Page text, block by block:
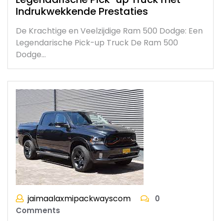
Indrukwekkende Prestaties
De Krachtige en Veelzijdige Ram 500 Dodge: Een
Legendarische Pick-up Truck De Ram 500
Dodge…
jaimaalaxmipackwayscom
0
Comments